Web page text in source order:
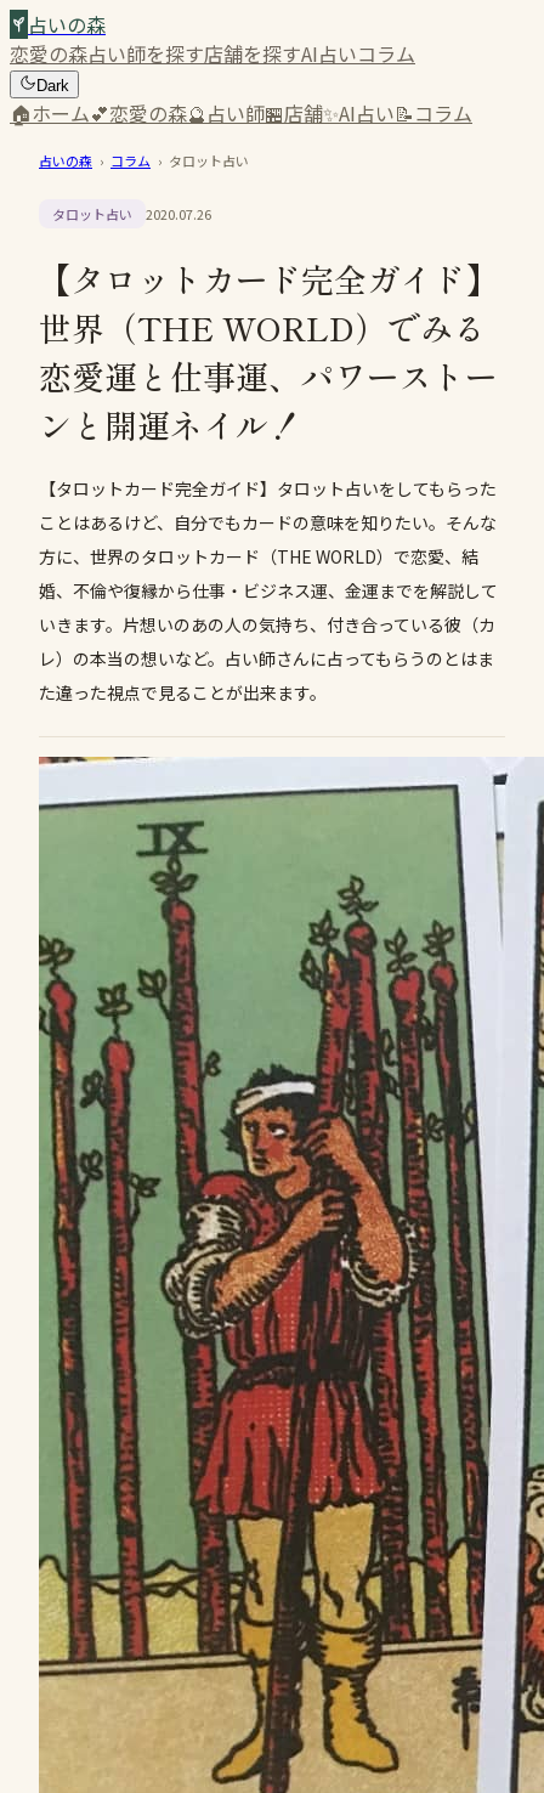
占いの森
恋愛の森占い師を探す店舗を探すAI占いコラム
Dark
🏠ホーム💕恋愛の森🔮占い師🏪店舗✨AI占い📝コラム
占いの森 › コラム › タロット占い
タロット占い 2020.07.26
【タロットカード完全ガイド】
世界（THE WORLD）でみる
恋愛運と仕事運、パワーストー
ンと開運ネイル！
【タロットカード完全ガイド】タロット占いをしてもらった
ことはあるけど、自分でもカードの意味を知りたい。そんな
方に、世界のタロットカード（THE WORLD）で恋愛、結
婚、不倫や復縁から仕事・ビジネス運、金運までを解説して
いきます。片想いのあの人の気持ち、付き合っている彼（カ
レ）の本当の想いなど。占い師さんに占ってもらうのとはま
た違った視点で見ることが出来ます。